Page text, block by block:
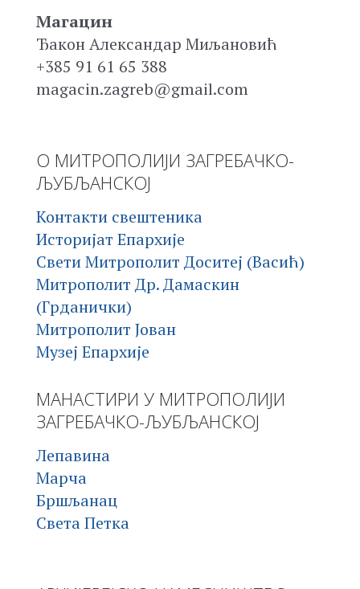
Магацин
Ђакон Александар Миљановић
+385 91 61 65 388
magacin.zagreb@gmail.com
О МИТРОПОЛИЈИ ЗАГРЕБАЧКО-
ЉУБЉАНСКОЈ
Контакти свештеника
Историјат Епархије
Свети Митрополит Доситеј (Васић)
Митрополит Др. Дамаскин
(Грданички)
Митрополит Јован
Музеј Епархије
МАНАСТИРИ У МИТРОПОЛИЈИ
ЗАГРЕБАЧКО-ЉУБЉАНСКОЈ
Лепавина
Марча
Бршљанац
Света Петка